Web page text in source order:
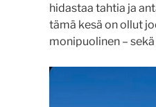
hidastaa tahtia ja
tämä kesä on ollut
monipuolinen –